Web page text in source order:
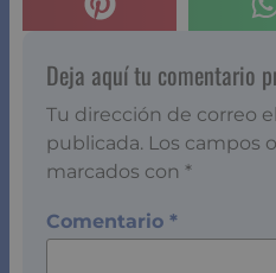
Deja aquí tu comentario
Tu dirección de correo
publicada. Los campos
marcados con *
Comentario *